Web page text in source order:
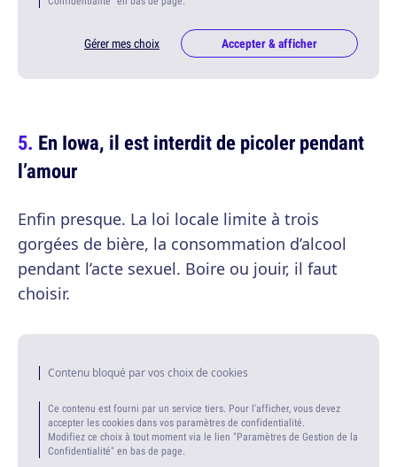
Gérer mes choix Accepter & afficher
En Iowa, il est interdit de picoler pendant
l’amour
Enfin presque. La loi locale limite à trois
gorgées de bière, la consommation d’alcool
pendant l’acte sexuel. Boire ou jouir, il faut
choisir.
Contenu bloqué par vos choix de cookies
Ce contenu est fourni par un service tiers. Pour l'afficher, vous devez
accepter les cookies dans vos paramètres de confidentialité.
Modifiez ce choix à tout moment via le lien "Paramètres de Gestion de la
Confidentialité" en bas de page.